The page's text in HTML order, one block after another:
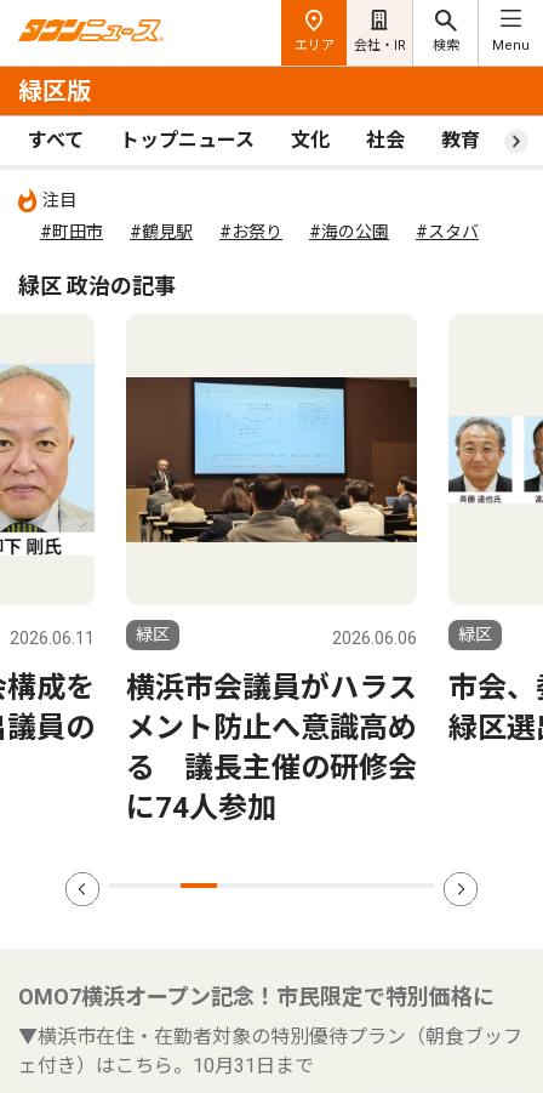
エリア 会社・IR 検索 Menu
緑区版
すべて トップニュース 文化 社会 教育 ス
注目
#町田市
#鶴見駅 #お祭り #海の公園 #スタバ
緑区 政治の記事
2026.06.06
ラス
高め
緑区 2026.05.21
市会、委員会を決定
緑区選出議員の所属
緑区
横浜
民・
OMO7横浜オープン記念！市民限定で特別価格に
▼横浜市在住・在勤者対象の特別優待プラン（朝食ブッフ
ェ付き）はこちら。10月31日まで